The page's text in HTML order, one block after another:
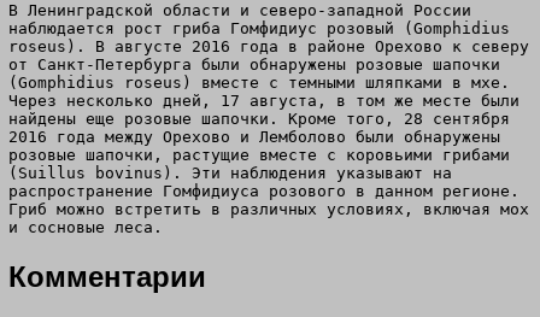
В Ленинградской области и северо-западной России
наблюдается рост гриба Гомфидиус розовый (Gomphidius
roseus). В августе 2016 года в районе Орехово к северу
от Санкт-Петербурга были обнаружены розовые шапочки
(Gomphidius roseus) вместе с темными шляпками в мхе.
Через несколько дней, 17 августа, в том же месте были
найдены еще розовые шапочки. Кроме того, 28 сентября
2016 года между Орехово и Лемболово были обнаружены
розовые шапочки, растущие вместе с коровьими грибами
(Suillus bovinus). Эти наблюдения указывают на
распространение Гомфидиуса розового в данном регионе.
Гриб можно встретить в различных условиях, включая мох
и сосновые леса.
Комментарии